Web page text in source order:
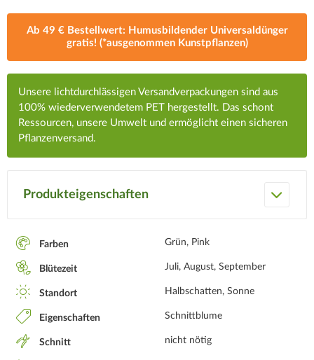
Ab 49 € Bestellwert: Humusbildender Universaldünger
gratis! (*ausgenommen Kunstpflanzen)
Unsere lichtdurchlässigen Versandverpackungen sind aus
100% wiederverwendetem PET hergestellt. Das schont
Ressourcen, unsere Umwelt und ermöglicht einen sicheren
Pflanzenversand.
Produkteigenschaften
Farben Grün, Pink
Blütezeit Juli, August, September
Standort Halbschatten, Sonne
Eigenschaften Schnittblume
Schnitt nicht nötig